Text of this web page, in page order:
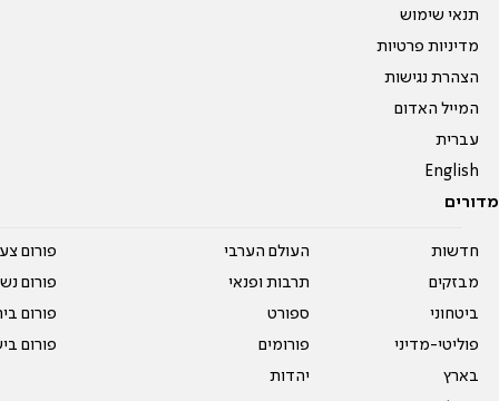
תנאי שימוש
מדיניות פרטיות
הצהרת נגישות
המייל האדום
עברית
English
מדורים
חדשות
מבזקים
ביטחוני
פוליטי-מדיני
בארץ
העולם הערבי
תרבות ופנאי
ספורט
פורומים
יהדות
פורום
פורום
פורום
פורום